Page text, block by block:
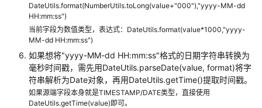
MD5
校
验
文
件
一
致
性
DateUtils.format(NumberUtils.toLong(value+"000"),"yyyy-MM-dd
HH:mm:ss")
当前字段为数值类型，表达式：DateUtils.format(value*1000,"yyyy-
MM-dd HH:mm:ss")
如果想将"yyyy-MM-dd HH:mm:ss"格式的日期字符串转换为
毫秒时间戳，需先用DateUtils.parseDate(value, format)将字
符串解析为Date对象，再用DateUtils.getTime()提取时间戳。
如果源端字段本身就是TIMESTAMP/DATE类型，直接使用
DateUtils.getTime(value)即可。